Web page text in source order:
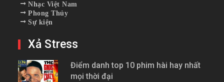
Nhạc Việt Nam
Phong Thủy
Sự kiện
Xả Stress
Điểm danh top 10 phim hài hay nhất
mọi thời đại